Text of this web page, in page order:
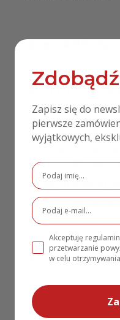
Bogata Oferta
Nasz
produkty, to
wniosą
aranżacji.
dekoracji i
się w charakter
tablic
komunijne,
potrzebujesz,
atmosferę.
Zapisz się do
pierwsze
wyjątkowych,
Akceptuję
przetwarzanie
w celu